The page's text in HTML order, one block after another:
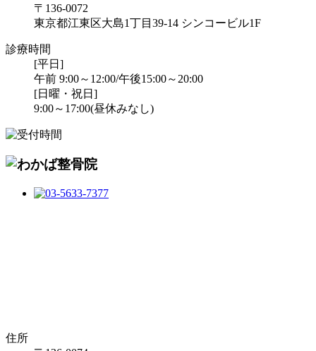
〒136-0072
東京都江東区大島1丁目39-14 シンコービル1F
診療時間
[平日]
午前 9:00～12:00/午後15:00～20:00
[日曜・祝日]
9:00～17:00(昼休みなし)
住所